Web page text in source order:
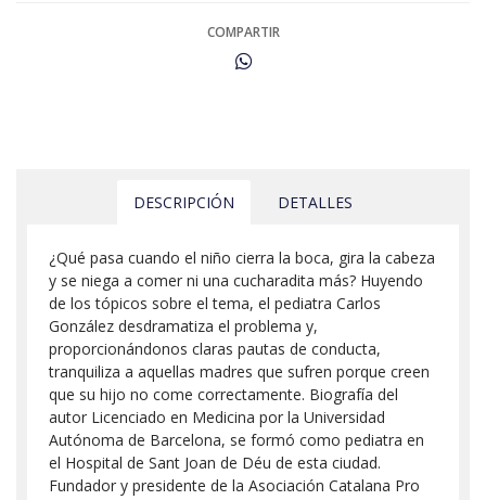
COMPARTIR
DESCRIPCIÓN DETALLES
¿Qué pasa cuando el niño cierra la boca, gira la cabeza
y se niega a comer ni una cucharadita más? Huyendo
de los tópicos sobre el tema, el pediatra Carlos
González desdramatiza el problema y,
proporcionándonos claras pautas de conducta,
tranquiliza a aquellas madres que sufren porque creen
que su hijo no come correctamente. Biografía del
autor Licenciado en Medicina por la Universidad
Autónoma de Barcelona, se formó como pediatra en
el Hospital de Sant Joan de Déu de esta ciudad.
Fundador y presidente de la Asociación Catalana Pro